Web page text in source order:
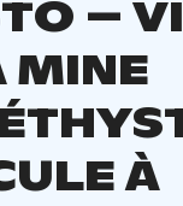
–
MINE
À